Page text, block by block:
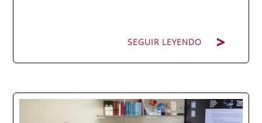
SEGUIR LEYENDO
La promoción 2025/2026 de ENAE Business
School se convirtió en una de las más